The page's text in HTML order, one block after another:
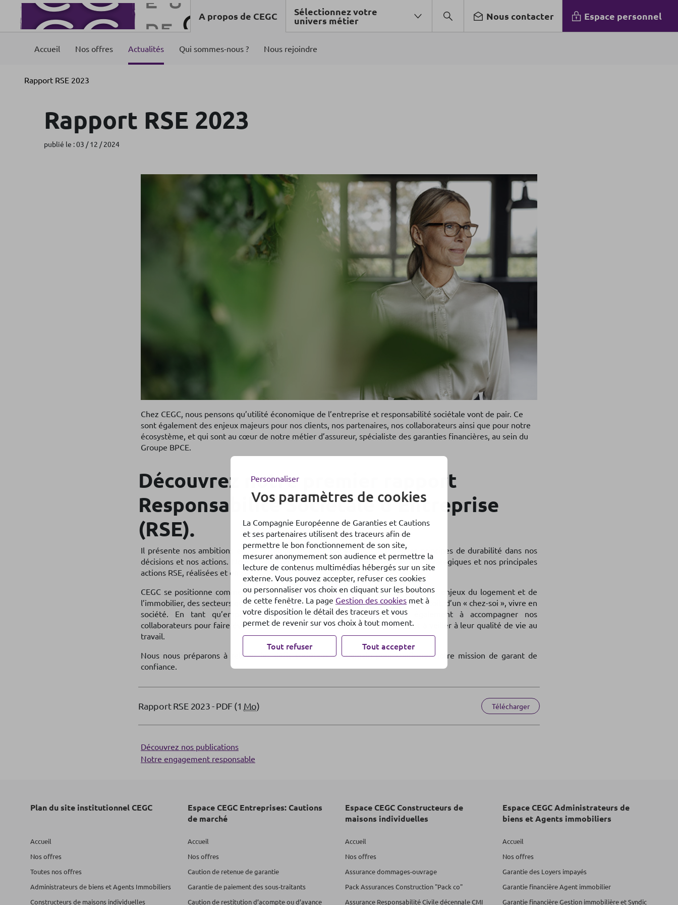
A propos de CEGC Sélectionnez votre
univers métier Nous contacter Espace personnel
Accueil Nos offres Actualités Qui sommes-nous ? Nous rejoindre
Rapport RSE 2023
Rapport RSE 2023
publié le : 03 / 12 / 2024
Chez CEGC, nous pensons qu’utilité économique de l’entreprise et responsabilité sociétale vont de pair. Ce
sont également des enjeux majeurs pour nos clients, nos partenaires, nos collaborateurs ainsi que pour notre
écosystème, et qui sont au cœur de notre métier d’assureur, spécialiste des garanties financières, au sein du
Groupe BPCE.
Découvrez notre premier rapport
Responsabilité Sociétale d’Entreprise
(RSE).
Il présente nos ambitions et notre feuille de route qui visent à intégrer les principes de durabilité dans nos
décisions et nos actions. Nous y exposons nos enjeux extra-financiers les plus stratégiques et nos principales
actions RSE, réalisées et en cours.
CEGC se positionne comme une « entreprise responsable » qui agit au cœur des enjeux du logement et de
l’immobilier, des secteurs qui répondent à des besoins essentiels : disposer d’un toit, d’un « chez-soi », vivre en
société. En tant qu’employeur responsable, nous nous engageons également à accompagner nos
collaborateurs pour faire évoluer leurs compétences, à fidéliser les talents et à veiller à leur qualité de vie au
travail.
Nous nous préparons à relever les défis sociétaux de demain pour confirmer notre mission de garant de
confiance.
Rapport RSE 2023- PDF (1 Mo) Télécharger
Découvrez nos publications
Notre engagement responsable
Plan du site institutionnel CEGC
Accueil
Nos offres
Toutes nos offres
Administrateurs de biens et Agents Immobiliers
Constructeurs de maisons individuelles
Espace CEGC Entreprises: Cautions
de marché
Accueil
Nos offres
Caution de retenue de garantie
Garantie de paiement des sous-traitants
Caution de restitution d’acompte ou d’avance
Espace CEGC Constructeurs de
maisons individuelles
Accueil
Nos offres
Assurance dommages-ouvrage
Pack Assurances Construction "Pack co"
Assurance Responsabilité Civile décennale CMI
Espace CEGC Administrateurs de
biens et Agents immobiliers
Accueil
Nos offres
Garantie des Loyers impayés
Garantie financière Agent immobilier
Garantie financière Gestion immobilière et Syndic
Personnaliser
Vos paramètres de cookies
La Compagnie Européenne de Garanties et Cautions
et ses partenaires utilisent des traceurs afin de
permettre le bon fonctionnement de son site,
mesurer anonymement son audience et permettre la
lecture de contenus multimédias hébergés sur un site
externe. Vous pouvez accepter, refuser ces cookies
ou personnaliser vos choix en cliquant sur les boutons
de cette fenêtre. La page Gestion des cookies met à
votre disposition le détail des traceurs et vous
permet de revenir sur vos choix à tout moment.
Tout refuser Tout accepter